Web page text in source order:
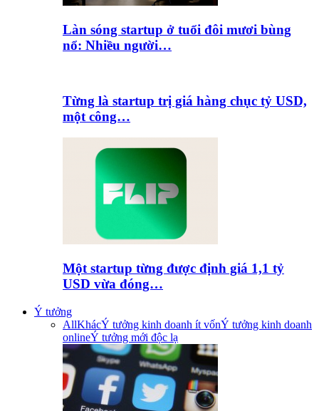
Làn sóng startup ở tuổi đôi mươi bùng
nổ: Nhiều người…
Từng là startup trị giá hàng chục tỷ USD,
một công…
Một startup từng được định giá 1,1 tỷ
USD vừa đóng…
Ý tưởng
AllKhácÝ tưởng kinh doanh ít vốnÝ tưởng kinh doanh
onlineÝ tưởng mới độc lạ